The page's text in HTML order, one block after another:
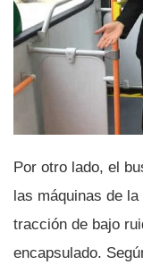
Por otro lado, el
las máquinas de
tracción de bajo
encapsulado.